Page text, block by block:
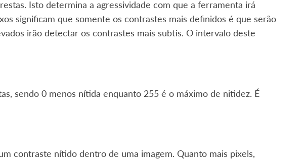
Isto determina a agressividade com que a ferramenta irá
significam que somente os contrastes mais definidos é que serão
irão detectar os contrastes mais subtis. O intervalo deste
sendo 0 menos nítida enquanto 255 é o máximo de nitidez. É
contraste nítido dentro de uma imagem. Quanto mais pixels,